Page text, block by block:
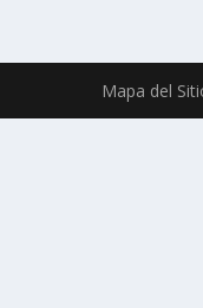
Mapa del